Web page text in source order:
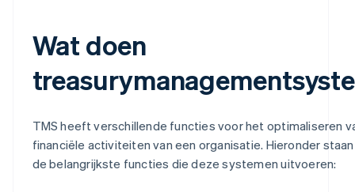
Wat doen
TMS heeft verschillende functies voor het optimaliseren
financiële activiteiten van een organisatie. Hieronder
de belangrijkste functies die deze systemen uitvoeren: